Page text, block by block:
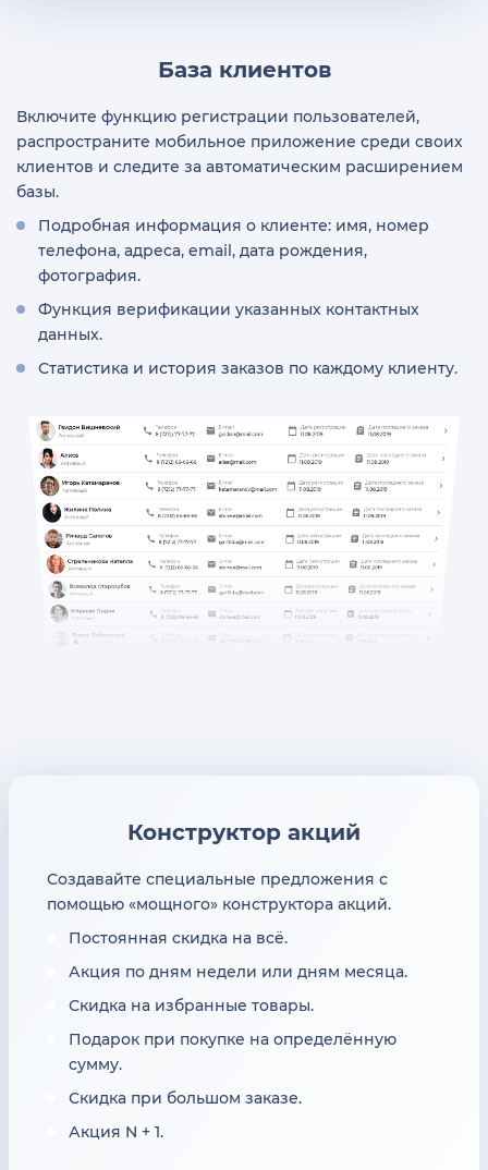
База клиентов
Включите функцию регистрации пользователей,
распространите мобильное приложение среди своих
клиентов и следите за автоматическим расширением
базы.
Подробная информация о клиенте: имя, номер
телефона, адреса, email, дата рождения,
фотография.
Функция верификации указанных контактных
данных.
Статистика и история заказов по каждому клиенту.
Конструктор акций
Создавайте специальные предложения с
помощью «мощного» конструктора акций.
Постоянная скидка на всё.
Акция по дням недели или дням месяца.
Скидка на избранные товары.
Подарок при покупке на определённую
сумму.
Скидка при большом заказе.
Акция N + 1.